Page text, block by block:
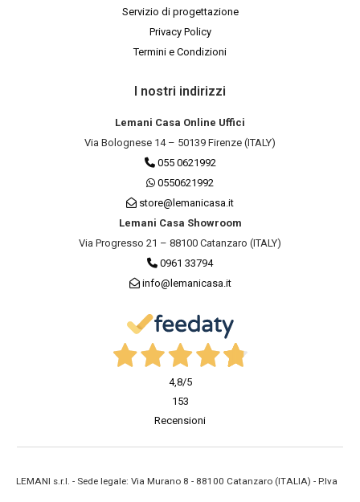
Servizio di progettazione
Privacy Policy
Termini e Condizioni
I nostri indirizzi
Lemani Casa Online Uffici
Via Bolognese 14 – 50139 Firenze (ITALY)
055 0621992
0550621992
store@lemanicasa.it
Lemani Casa Showroom
Via Progresso 21 – 88100 Catanzaro (ITALY)
0961 33794
info@lemanicasa.it
4,8/5
153
Recensioni
LEMANI s.r.l. - Sede legale: Via Murano 8 - 88100 Catanzaro (ITALIA) - P.Iva